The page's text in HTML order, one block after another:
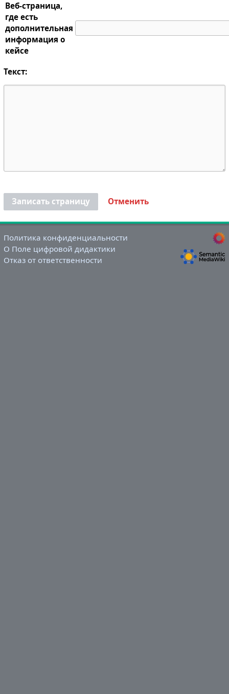
Веб-страница,
где есть
дополнительная
информация о
кейсе
Текст:
Записать страницу Отменить
Политика конфиденциальности
О Поле цифровой дидактики
Отказ от ответственности